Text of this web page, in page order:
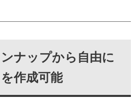
ナップから自由に
作成可能